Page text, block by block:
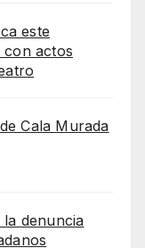
este
con actos
Cala Murada
la denuncia